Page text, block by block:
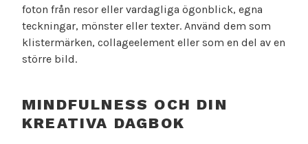
foton från resor eller vardagliga ögonblick, egna
teckningar, mönster eller texter. Använd dem som
klistermärken, collageelement eller som en del av en
större bild.
MINDFULNESS OCH DIN
KREATIVA DAGBOK